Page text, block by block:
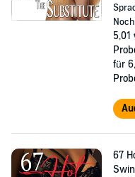
5,01
für
67